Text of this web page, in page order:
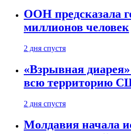
ООН предсказала
миллионов человек
2 дня спустя
«Взрывная
всю территорию
2 дня спустя
Молдавия начала